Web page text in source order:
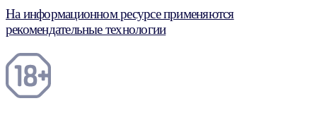
На информационном ресурсе применяются
рекомендательные технологии